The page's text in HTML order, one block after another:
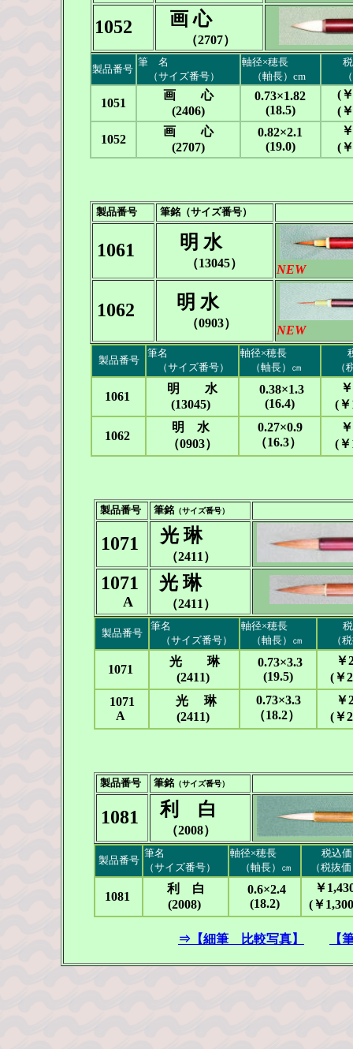
1052 画 心
（2707）
製品番号
筆 名
（サイズ番号）
軸径×穂長
（軸長）cm
税
（
1051
画 心
(2406)
0.73×1.82
(18.5)
(
(
1052
画 心
(2707)
0.82×2.1
(19.0)
(
製品番号 筆銘（サイズ番号）
1061 明 水
（13045） NEW
1062 明 水
（0903）
NEW
製品番号
筆名
（サイズ番号）
軸径×穂長
（軸長）㎝
（
1061
明 水
(13045)
0.38×1.3
(16.4)
(￥
1062
明 水
（0903）
0.27×0.9
（16.3）
(
製品番号 筆銘（サイズ番号）
1071 光 琳
（2411）
1071
A
光 琳
（2411）
製品番号
筆名
（サイズ番号）
軸径×穂長
（軸長）㎝
（
1071
光 琳
(2411)
0.73×3.3
(19.5)
￥
(￥
1071
A
光 琳
(2411)
0.73×3.3
（18.2）
￥
(￥
製品番号 筆銘（サイズ番号）
1081 利 白
（2008）
製品番号
筆名
（サイズ番号）
軸径×穂長
（軸長）㎝
税込価
（税抜
1081
利 白
(2008)
0.6×2.4
(18.2)
￥
(￥
⇒【細筆 比較写真】 【